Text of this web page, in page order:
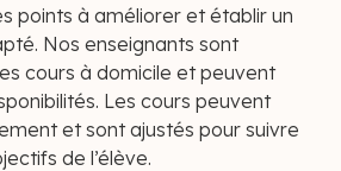
points à améliorer et établir un
Nos enseignants sont
cours à domicile et peuvent
Les cours peuvent
et sont ajustés pour suivre
de l’élève.